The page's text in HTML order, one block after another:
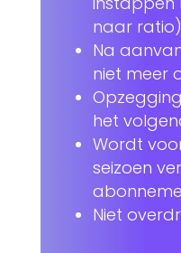
naar ratio)
Na
niet meer
het
Wordt
seizoen
Niet